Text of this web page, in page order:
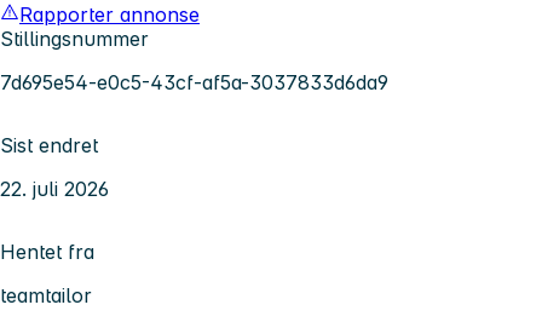
Rapporter annonse
Stillingsnummer
7d695e54-e0c5-43cf-af5a-3037833d6da9
Sist endret
22. juli 2026
Hentet fra
teamtailor